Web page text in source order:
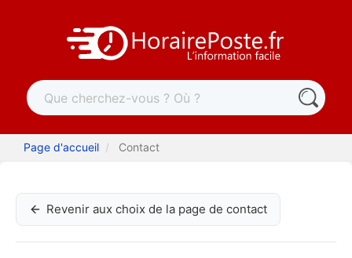
Page d'accueil Contact
Revenir aux choix de la page de contact